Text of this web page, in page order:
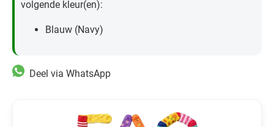
volgende kleur(en):
Blauw (Navy)
Deel via WhatsApp